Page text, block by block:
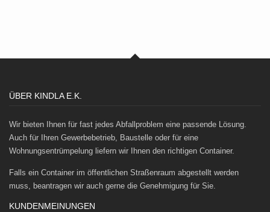
ÜBER KINDLA E.K.
Wir bieten Ihnen für fast jedes Abfallproblem eine passende Lösung.
Auch für Ihren Gewerbebetrieb, Baustelle oder für eine
Wohnungsentrümpelung liefern wir Ihnen den richtigen Container.
Falls ein Container im öffentlichen Straßenraum abgestellt werden
muss, beantragen wir auch gerne die Genehmigung für Sie.
KUNDENMEINUNGEN